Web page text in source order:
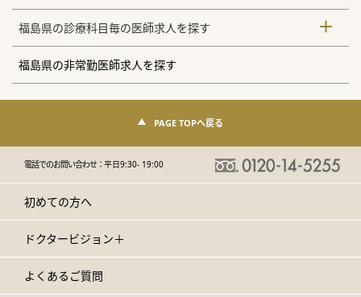
福島県の診療科目毎の医師求人を探す
福島県の非常勤医師求人を探す
PAGE TOPへ戻る
電話でのお問い合わせ：平日9:30- 19:00
初めての方へ
ドクタービジョン＋
よくあるご質問